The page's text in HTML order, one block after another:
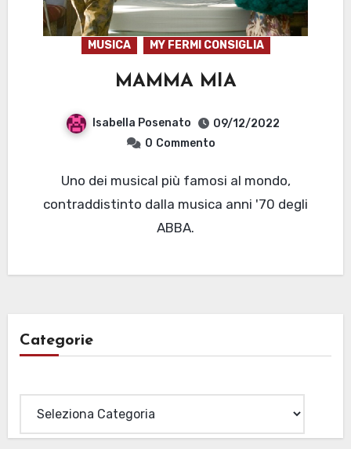
MUSICA MY FERMI CONSIGLIA
MAMMA MIA
Isabella Posenato
09/12/2022
0 Commento
Uno dei musical più famosi al mondo,
contraddistinto dalla musica anni '70 degli
ABBA.
Categorie